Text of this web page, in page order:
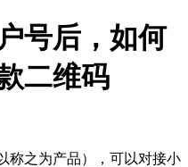
号后，如何
二维码
称之为产品），可以对接小